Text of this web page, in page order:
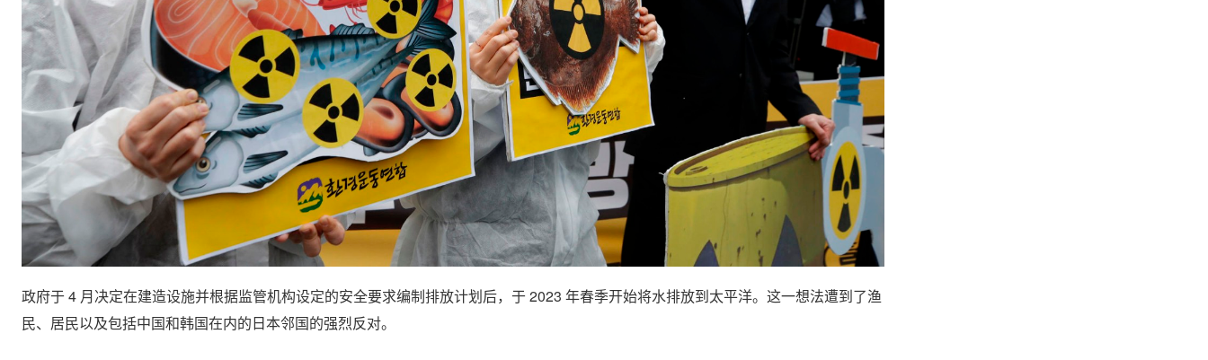
政府于 4 月决定在建造设施并根据监管机构设定的安全要求编制排放计划后，于 2023 年春季开始将水排放到太平洋。这一想法遭到了渔
民、居民以及包括中国和韩国在内的日本邻国的强烈反对。